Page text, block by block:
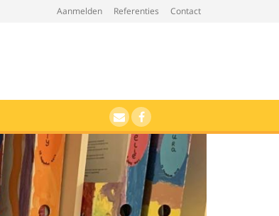
E-mailFacebook
Aanmelden Referenties Contact